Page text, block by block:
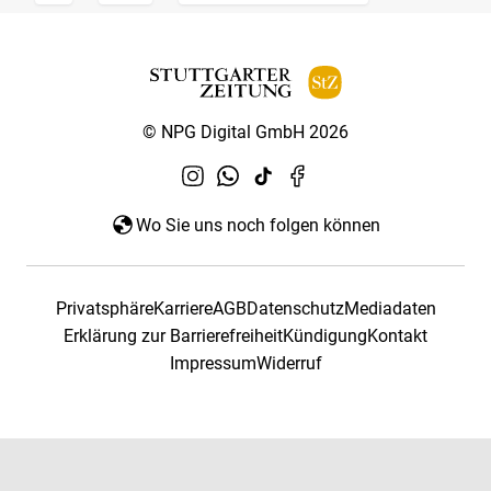
© NPG Digital GmbH 2026
Wo Sie uns noch folgen können
PrivatsphäreKarriereAGBDatenschutzMediadaten
Erklärung zur BarrierefreiheitKündigungKontakt
ImpressumWiderruf